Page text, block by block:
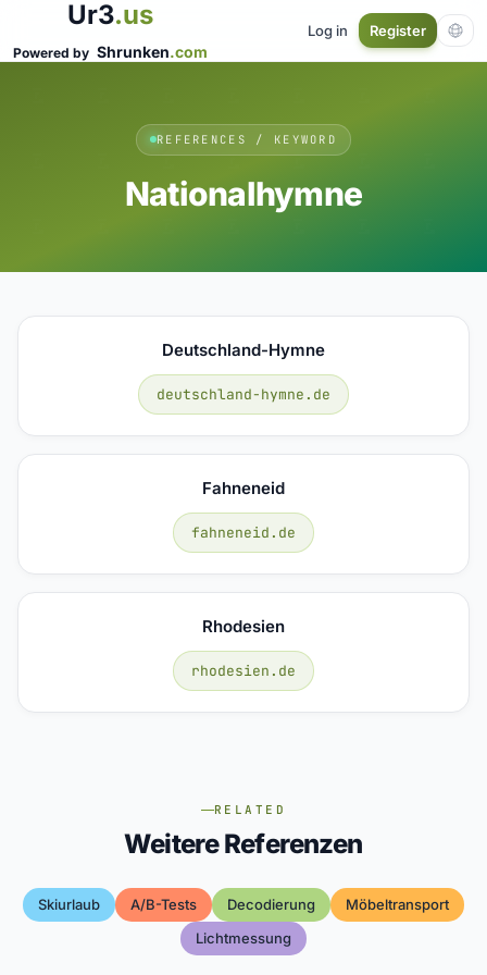
Ur3.us
Powered by Shrunken.com
Log in Register
REFERENCES / KEYWORD
Nationalhymne
Deutschland-Hymne
deutschland-hymne.de
Fahneneid
fahneneid.de
Rhodesien
rhodesien.de
RELATED
Weitere Referenzen
Skiurlaub A/b-Tests Decodierung
Möbeltransport
Lichtmessung